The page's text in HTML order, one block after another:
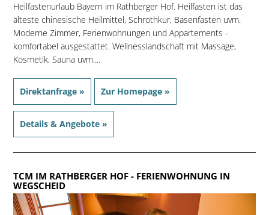
Heilfastenurlaub Bayern im Rathberger Hof. Heilfasten ist das
älteste chinesische Heilmittel, Schrothkur, Basenfasten uvm.
Moderne Zimmer, Ferienwohnungen und Appartements -
komfortabel ausgestattet. Wellnesslandschaft mit Massage,
Kosmetik, Sauna uvm....
Direktanfrage » Zur Homepage »
Details & Angebote »
TCM IM RATHBERGER HOF- FERIENWOHNUNG IN
WEGSCHEID